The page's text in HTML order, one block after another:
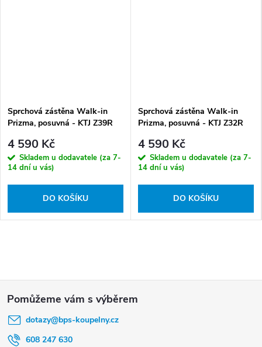
Sprchová zástěna Walk-in
Prizma, posuvná - KTJ Z39R
4 590 Kč
Skladem u dodavatele (za 7-
14 dní u vás)
DO KOŠÍKU
Sprchová zástěna Walk-in
Prizma, posuvná - KTJ Z32R
vaničky
4 590 Kč
Skladem u dodavatele (za 7-
14 dní u vás)
DO KOŠÍKU
dotazy@bps-koupelny.cz
608 247 630